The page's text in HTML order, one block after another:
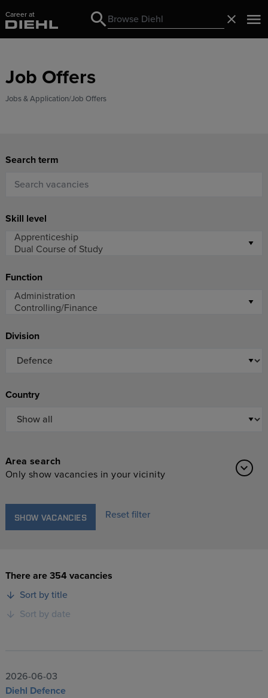
Career at
Search
Search
Job Offers
Jobs & Application Job Offers
Search term
Skill level
Function
Division
Country
Area search
Only show vacancies in your vicinity
SHOW VACANCIES Reset filter
There are 354 vacancies
Sort by title
Sort by date
2026-06-03
Diehl Defence